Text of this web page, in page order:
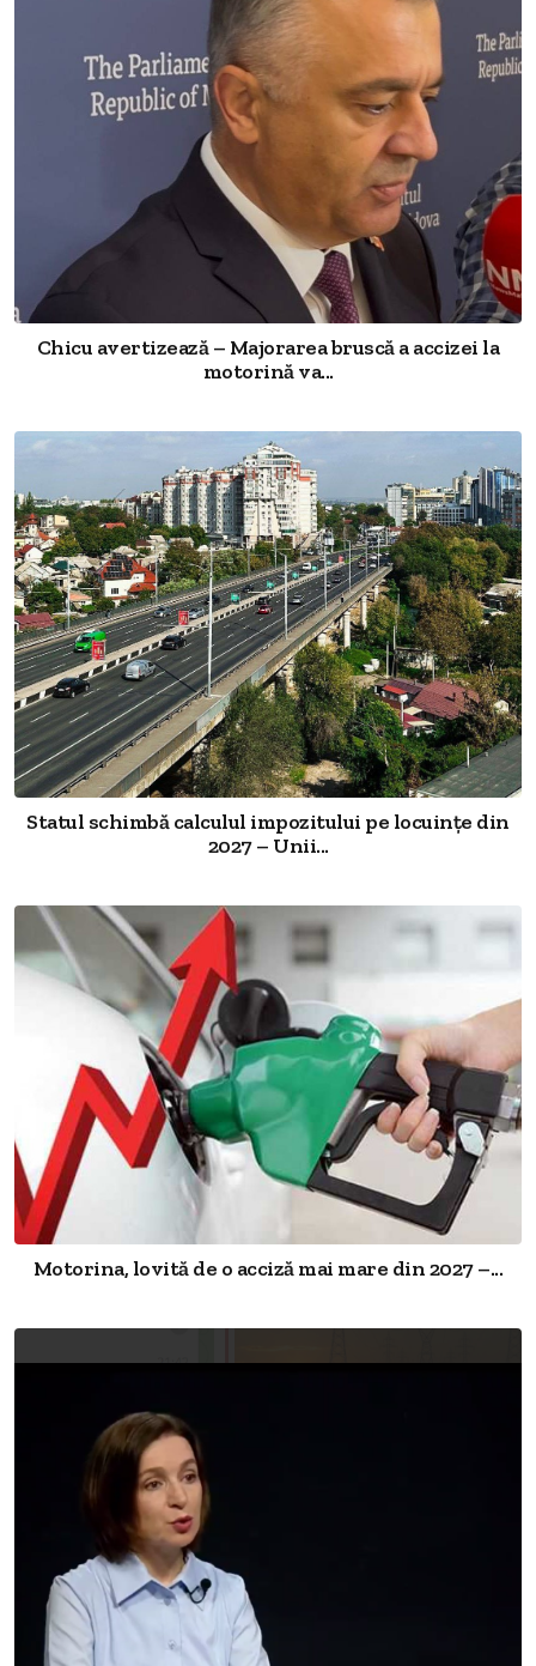
Chicu avertizează – Majorarea bruscă a accizei la
motorină va...
Statul schimbă calculul impozitului pe locuințe din
2027 – Unii...
Motorina, lovită de o acciză mai mare din 2027 –...